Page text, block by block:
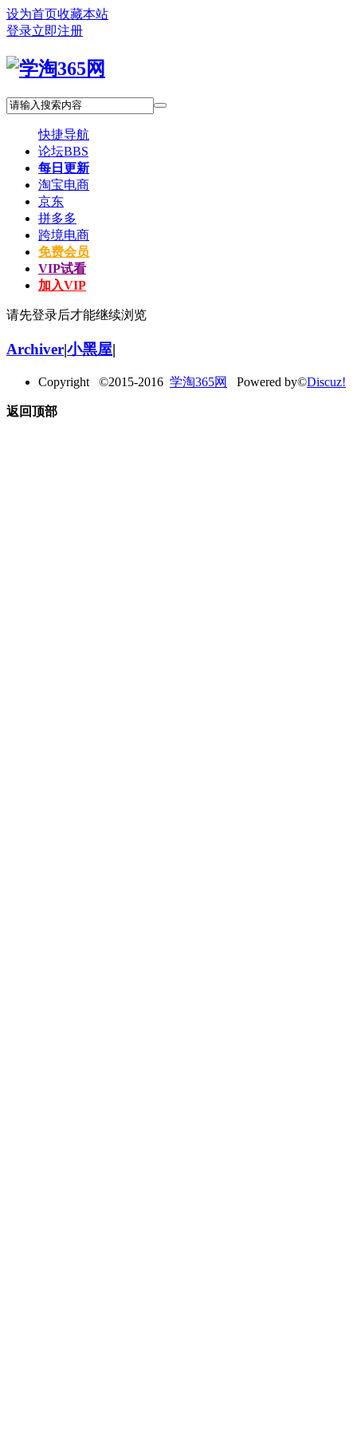
设为首页收藏本站
登录立即注册
快捷导航
论坛BBS
每日更新
淘宝电商
京东
拼多多
跨境电商
免费会员
VIP试看
加入VIP
请先登录后才能继续浏览
Archiver|小黑屋|
Copyright ©2015-2016 学淘365网 Powered by©Discuz!
返回顶部